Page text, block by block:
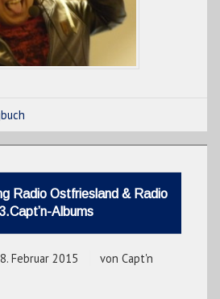
Radio Ostfriesland & Radio
Albums
Februar 2015 von Capt'n